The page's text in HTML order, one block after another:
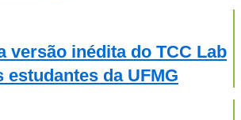
versão inédita do TCC Lab
estudantes da UFMG